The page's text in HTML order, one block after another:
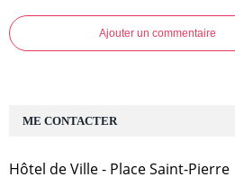
Ajouter un commentaire
ME CONTACTER
Hôtel de Ville - Place Saint-Pierre